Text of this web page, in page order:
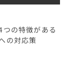
の特徴がある
の対応策